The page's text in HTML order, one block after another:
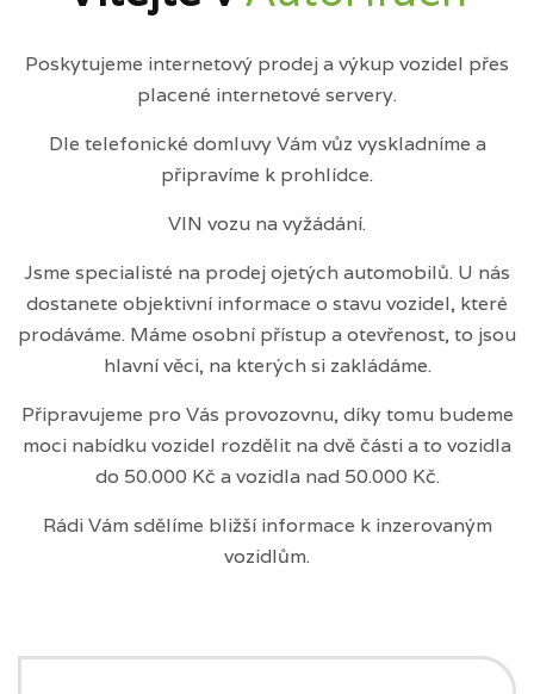
Poskytujeme internetový prodej a výkup vozidel přes
placené internetové servery.
Dle telefonické domluvy Vám vůz vyskladníme a
připravíme k prohlídce.
VIN vozu na vyžádání.
Jsme specialisté na prodej ojetých automobilů. U nás
dostanete objektivní informace o stavu vozidel, které
prodáváme. Máme osobní přístup a otevřenost, to jsou
hlavní věci, na kterých si zakládáme.
Připravujeme pro Vás provozovnu, díky tomu budeme
moci nabídku vozidel rozdělit na dvě části a to vozidla
do 50.000 Kč a vozidla nad 50.000 Kč.
Rádi Vám sdělíme bližší informace k inzerovaným
vozidlům.